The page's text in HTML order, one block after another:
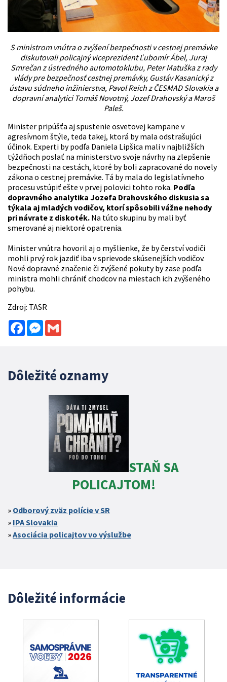
S ministrom vnútra o zvýšení bezpečnosti v cestnej premávke
diskutovali policajný viceprezident Ľubomír Ábel, Juraj
Smrečan z ústredného automotoklubu, Peter Matuška z rady
vlády pre bezpečnosť cestnej premávky, Gustáv Kasanický z
ústavu súdneho inžinierstva, Pavol Reich z ČESMAD Slovakia a
dopravní analytici Tomáš Novotný, Jozef Drahovský a Maroš
Paleš.
Minister pripúšťa aj spustenie osvetovej kampane v
agresívnom štýle, teda takej, ktorá by mala odstrašujúci
účinok. Experti by podľa Daniela Lipšica mali v najbližších
týždňoch poslať na ministerstvo svoje návrhy na zlepšenie
bezpečnosti na cestách, ktoré by boli zapracované do novely
zákona o cestnej premávke. Tá by mala do legislatívneho
procesu vstúpiť ešte v prvej polovici tohto roka. Podľa
dopravného analytika Jozefa Drahovského diskusia sa
týkala aj mladých vodičov, ktorí spôsobili vážne nehody
pri návrate z diskoték. Na túto skupinu by mali byť
smerované aj niektoré opatrenia.
Minister vnútra hovoril aj o myšlienke, že by čerství vodiči
mohli prvý rok jazdiť iba v sprievode skúsenejších vodičov.
Nové dopravné značenie či zvýšené pokuty by zase podľa
ministra mohli chrániť chodcov na miestach ich zvýšeného
pohybu.
Zdroj: TASR
FacebookMessenger
Dôležité oznamy
STAŇ SA
POLICAJTOM!
Odborový zväz polície v SR
IPA Slovakia
Asociácia policajtov vo výslužbe
Dôležité informácie